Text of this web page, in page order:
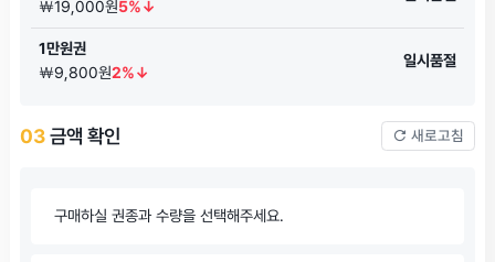
￦19,000원5%↓
1만원권
￦9,800원2%↓
일시품절
03금액 확인 새로고침
구매하실 권종과 수량을 선택해주세요.